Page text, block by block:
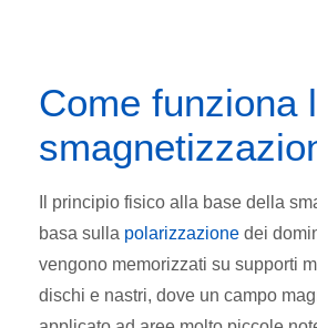
Come funziona
Il principio fisico alla base della
basa sulla polarizzazione dei
vengono memorizzati su supporti
dischi e nastri, dove un campo